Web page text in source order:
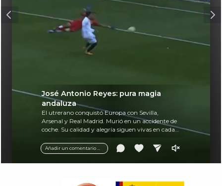
Añadir un comentario ...
José Antonio Reyes: pura magia
andaluza
El utrerano conquistó Europa con Sevilla,
Arsenal y Real Madrid. Murió en un accidente de
coche. Su calidad y alegría siguen vivas en cada